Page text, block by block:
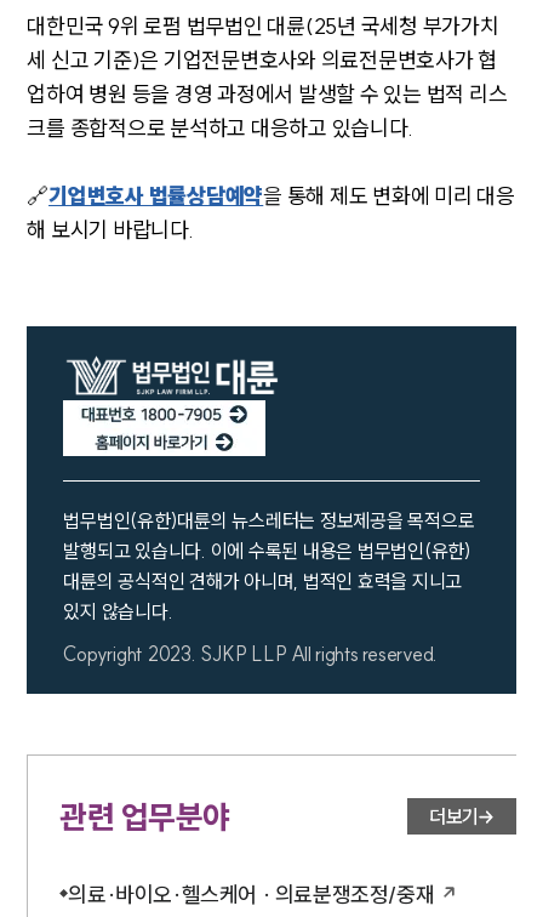
대한민국 9위 로펌 법무법인 대륜(25년 국세청 부가가치
세 신고 기준)은 기업전문변호사와 의료전문변호사가 협
업하여 병원 등을 경영 과정에서 발생할 수 있는 법적 리스
크를 종합적으로 분석하고 대응하고 있습니다.
🔗기업변호사 법률상담예약을 통해 제도 변화에 미리 대응
해 보시기 바랍니다.
법무법인(유한)대륜의 뉴스레터는 정보제공을 목적으로
발행되고 있습니다. 이에 수록된 내용은 법무법인(유한)
대륜의 공식적인 견해가 아니며, 법적인 효력을 지니고
있지 않습니다.
Copyright 2023. SJKP LLP All rights reserved.
관련 업무분야 더보기
의료·바이오·헬스케어 · 의료분쟁조정/중재